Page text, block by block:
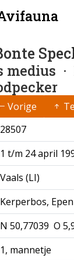
medius
Vorige
28507
1 t/m 24 april
Vaals (LI)
Kerperbos, Epen
N 50,77039 O
1, mannetje